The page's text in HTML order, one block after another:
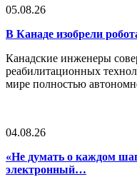
05.08.26
В Канаде изобрели
Канадские инженеры
реабилитационных
мире полностью
04.08.26
«Не думать о каждом
электронный…